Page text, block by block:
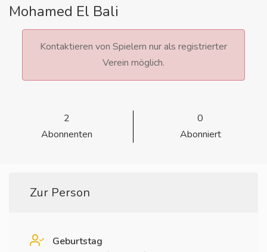
Mohamed El Bali
Kontaktieren von Spielern nur als registrierter
Verein möglich.
2
Abonnenten
0
Abonniert
Zur Person
Geburtstag